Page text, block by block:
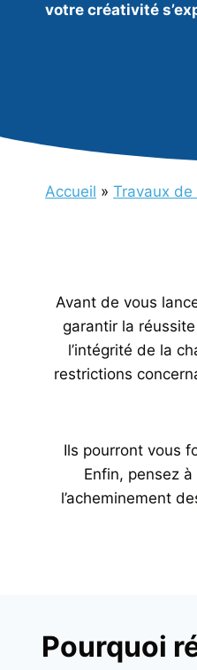
votre créativité
Accueil » Travaux de
Avant de vous
garantir la
l’intégrité de la
restrictions
Ils pourront vous
Enfin, pensez
l’acheminement
Pourquoi